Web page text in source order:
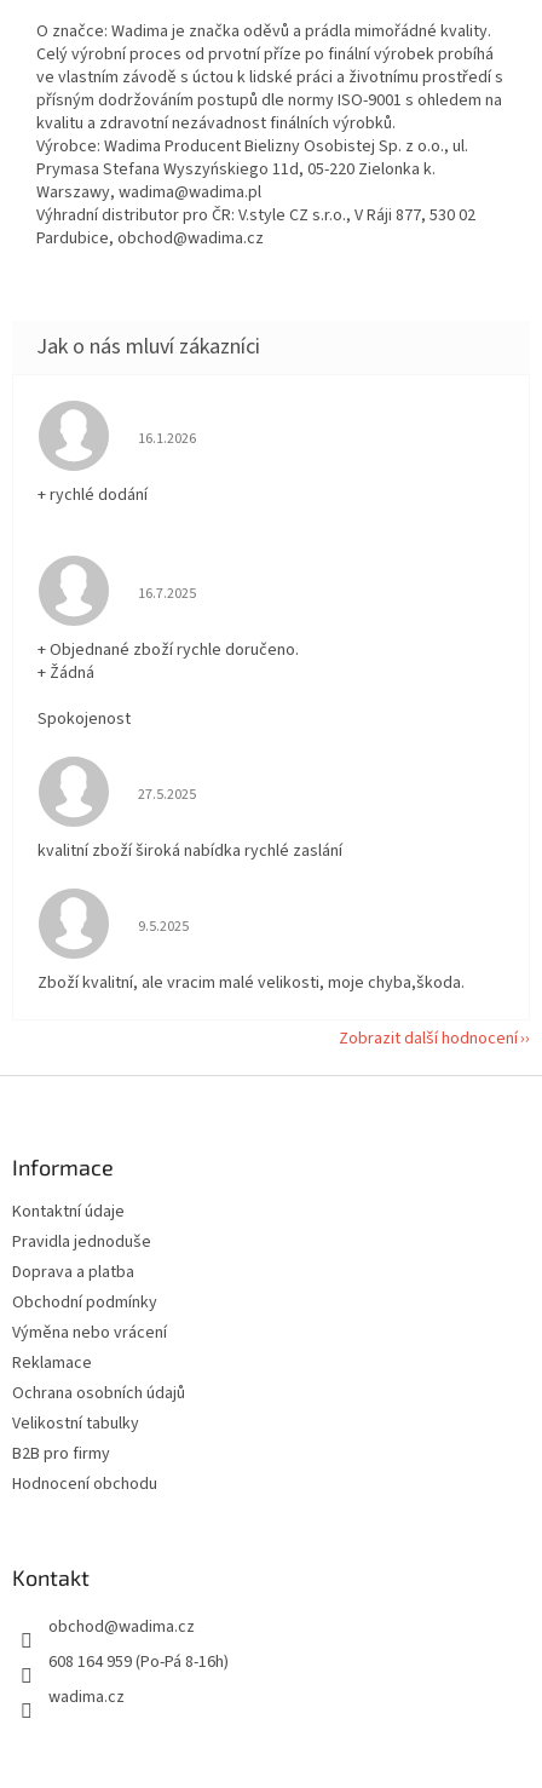
O značce: Wadima je značka oděvů a prádla mimořádné kvality.
Celý výrobní proces od prvotní příze po finální výrobek probíhá
ve vlastním závodě s úctou k lidské práci a životnímu prostředí s
přísným dodržováním postupů dle normy ISO-9001 s ohledem na
kvalitu a zdravotní nezávadnost finálních výrobků.
Výrobce: Wadima Producent Bielizny Osobistej Sp. z o.o., ul.
Prymasa Stefana Wyszyńskiego 11d, 05-220 Zielonka k.
Warszawy, wadima@wadima.pl
Výhradní distributor pro ČR: V.style CZ s.r.o., V Ráji 877, 530 02
Pardubice, obchod@wadima.cz
Hodnocení obchodu je 5 z 5 hvězdiček.
16.1.2026
+ rychlé dodání
Hodnocení obchodu je 5 z 5 hvězdiček.
16.7.2025
+ Objednané zboží rychle doručeno.
+ Žádná
Spokojenost
Hodnocení obchodu je 5 z 5 hvězdiček.
27.5.2025
kvalitní zboží široká nabídka rychlé zaslání
Hodnocení obchodu je 5 z 5 hvězdiček.
9.5.2025
Zboží kvalitní, ale vracim malé velikosti, moje chyba,škoda.
Zobrazit další hodnocení
Informace
Kontaktní údaje
Pravidla jednoduše
Doprava a platba
Obchodní podmínky
Výměna nebo vrácení
Reklamace
Ochrana osobních údajů
Velikostní tabulky
B2B pro firmy
Hodnocení obchodu
Kontakt
obchod@wadima.cz
608 164 959 (Po-Pá 8-16h)
wadima.cz